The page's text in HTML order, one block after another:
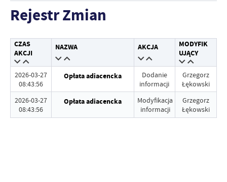
Rejestr Zmian
CZAS
AKCJI
NAZWA AKCJA
MODYFIK
UJĄCY
2026-03-27
08:43:56
Opłata adiacencka
Dodanie
informacji
Grzegorz
Łękowski
2026-03-27
08:43:56
Opłata adiacencka
Modyfikacja
informacji
Grzegorz
Łękowski